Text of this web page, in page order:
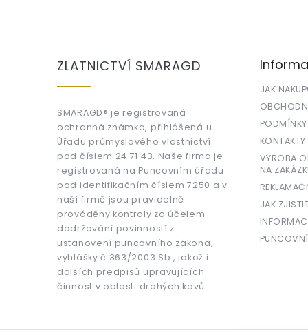
ZLATNICTVÍ SMARAGD
SMARAGD® je registrovaná
ochranná známka, přihlášená u
Úřadu průmyslového vlastnictví
pod číslem 24 71 43. Naše firma je
registrovaná na Puncovním úřadu
pod identifikačním číslem 7250 a v
naší firmě jsou pravidelně
prováděny kontroly za účelem
dodržování povinností z
ustanovení puncovního zákona,
vyhlášky č.363/2003 Sb., jakož i
dalších předpisů upravujících
činnost v oblasti drahých kovů.
JAK
KONTAKTY
VÝROBA
NA
JAK